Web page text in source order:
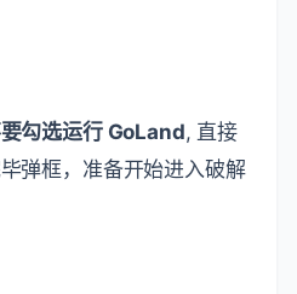
勾选运行 GoLand, 直接
弹框，准备开始进入破解